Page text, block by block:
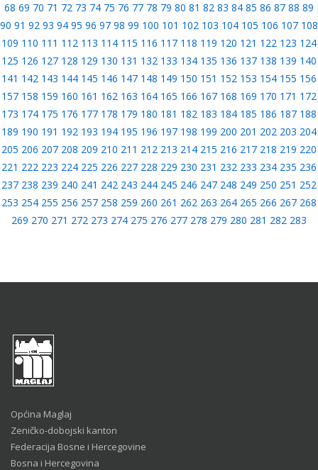
68 69 70 71 72 73 74 75 76 77 78 79 80 81 82 83 84 85 86 87 88 89
90 91 92 93 94 95 96 97 98 99 100 101 102 103 104 105 106 107 108
109 110 111 112 113 114 115 116 117 118 119 120 121 122 123 124
125 126 127 128 129 130 131 132 133 134 135 136 137 138 139 140
141 142 143 144 145 146 147 148 149 150 151 152 153 154 155 156
157 158 159 160 161 162 163 164 165 166 167 168 169 170 171 172
173 174 175 176 177 178 179 180 181 182 183 184 185 186 187 188
189 190 191 192 193 194 195 196 197 198 199 200 201 202 203 204
205 206 207 208 209 210 211 212 213 214 215 216 217 218 219 220
221 222 223 224 225 226 227 228 229 230 231 232 233 234 235 236
237 238 239 240 241 242 243 244 245 246 247 248 249 250 251 252
253 254 255 256 257 258 259 260 261 262 263 264 265 266 267 268
269 270 271 272 273 274 275 276 277 278 279 280 281 282 283
Općina Maglaj
Zeničko-dobojski kanton
Federacija Bosne i Hercegovine
Bosna i Hercegovina